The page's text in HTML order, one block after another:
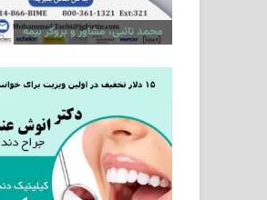
محمد تائبی، مشاور و بروکر بیمه